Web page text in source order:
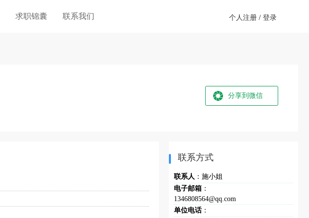
求职锦囊 联系我们 个人注册 / 登录
分享到微信
联系方式
联系人 ：施小姐
电子邮箱 ：
1346808564@qq.com
单位电话：